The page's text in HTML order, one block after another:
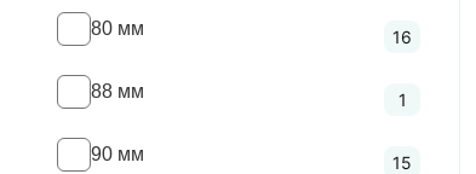
80 мм 16
88 мм 1
90 мм 15